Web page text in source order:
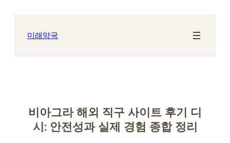
미래약국
비아그라 해외 직구 사이트 후기 디
시: 안전성과 실제 경험 종합 정리